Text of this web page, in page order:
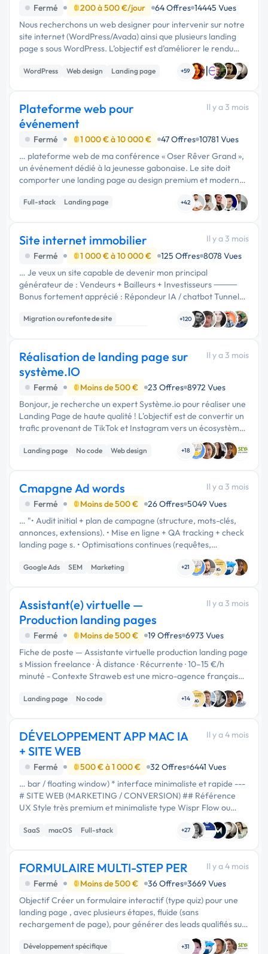
Fermé 200 à 500 €/jour 64 Offres 14445 Vues
Nous recherchons un web designer pour intervenir sur notre
site internet (WordPress/Avada) ainsi que plusieurs landing
page s sous WordPress. L’objectif est d’améliorer le rendu
visuel, rendre les pages plus attractives, plus modernes et plus
…WordPress Web design Landing page +59
Plateforme web pour
événement
Il y a 3 mois
Fermé 1 000 € à 10 000 € 47 Offres 10781 Vues
… plateforme web de ma conférence « Oser Rêver Grand »,
un événement dédié à la jeunesse gabonaise. Le site doit
comporter une landing page au design premium et moderne,
avec des animations fluides et une mise en page soignée
(grilles Bento, …
Full-stack
Landing page
+42
Site internet immobilier
Il y a 3 mois
Fermé
1 000 € à 10 000 € 125 Offres 8078 Vues
… Je veux un site capable de devenir mon principal
générateur de : Vendeurs + Bailleurs + Investisseurs ⸻
Bonus fortement apprécié : Répondeur IA / chatbot Tunnel
Google Ads Retargeting Landing page s locales Pages “biens
vendus” pour preuve …
Migration ou refonte de site
+120
Réalisation de landing page sur
système.IO
Il y a 3 mois
Fermé Moins de 500 € 23 Offres 8972 Vues
Bonjour, je recherche un expert Système.io pour réaliser une
Landing Page de haute qualité ! L'objectif est de convertir un
trafic provenant de TikTok et Instagram vers un écosystème
de formation et d'accompagnement. Livrables attendus : - …
Landing page No code Web design +18
Cmapgne Ad words
Il y a 3 mois
Fermé
Moins de 500 € 26 Offres 5049 Vues
… "• Audit initial + plan de campagne (structure, mots-clés,
annonces, extensions). • Mise en ligne + QA tracking + check
landing page s. • Optimisations continues (requêtes,
enchères, annonces, extensions, audiences). • Plan de tests
A/B …
Google Ads SEM Marketing +21
Assistant(e) virtuelle —
Production landing pages
Il y a 3 mois
Fermé Moins de 500 € 19 Offres 6973 Vues
Fiche de poste — Assistante virtuelle production landing page
s Mission freelance · À distance · Récurrente · 10–15 €/h
minuté - Contexte Straweb est une micro-agence française
qui produit des landing pages Next.js haute performance
pour des …
Landing page No code +14
DÉVELOPPEMENT APP MAC IA
+ SITE WEB
Il y a 4 mois
Fermé 500 € à 1 000 € 32 Offres 6441 Vues
… bar / floating window) * interface minimaliste et rapide ---
# SITE WEB (MARKETING / CONVERSION) ## Référence
UX Style très premium et minimaliste type Wispr Flow ou
Notion ### Landing page * Hero impactant * Démo produit *
Features principales …
SaaS macOS Full-stack +27
FORMULAIRE MULTI-STEP PER
Il y a 4 mois
Fermé
Moins de 500 € 36 Offres 3669 Vues
Objectif Créer un formulaire interactif (type quiz) pour une
landing page , avec plusieurs étapes, fluide (sans
rechargement de page), pour générer des leads qualifiés sur
une offre de Plan Épargne Retraite (PER). Contexte Je fais de
la génération …
Développement spécifique
+31